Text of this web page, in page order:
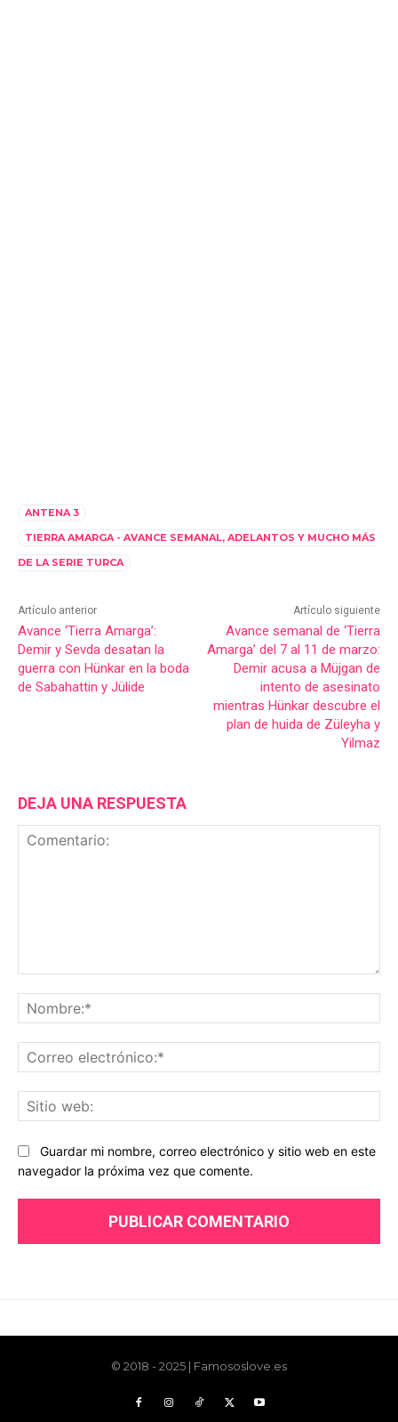
© 2018 - 2025 | Famososlove.es